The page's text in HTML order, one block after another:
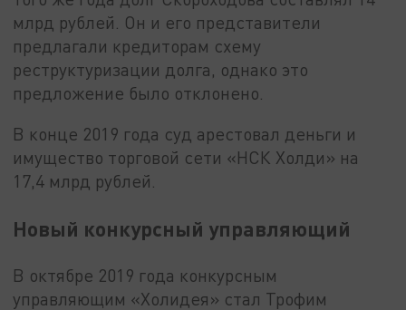
млрд рублей. Он и его представители
предлагали кредиторам схему
реструктуризации долга, однако это
предложение было отклонено.
В конце 2019 года суд арестовал деньги и
имущество торговой сети «НСК Холди» на
17,4 млрд рублей.
Новый конкурсный управляющий
В октябре 2019 года конкурсным
управляющим «Холидея» стал Трофим